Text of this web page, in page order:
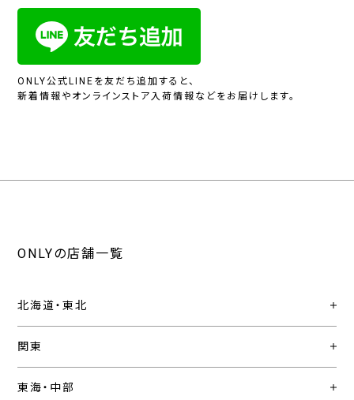
ONLY公式LINEを友だち追加すると、
新着情報やオンラインストア入荷情報などをお届けします。
ONLYの店舗一覧
北海道・東北
関東
東海・中部